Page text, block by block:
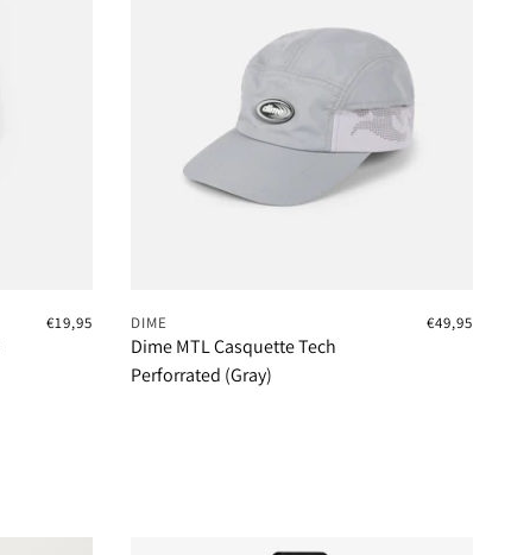
€19,95 DIME
Dime MTL Casquette Tech
Perforrated (Gray)
€49,95